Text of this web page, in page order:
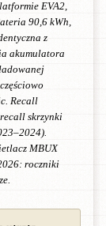
EVA2,
90,6 kWh,
z
akumulatora
Recall
skrzynki
MBUX
roczniki